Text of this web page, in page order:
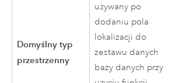
Domyślny typ
przestrzenny
używany po
dodaniu pola
lokalizacji do
zestawu danych
bazy danych przy